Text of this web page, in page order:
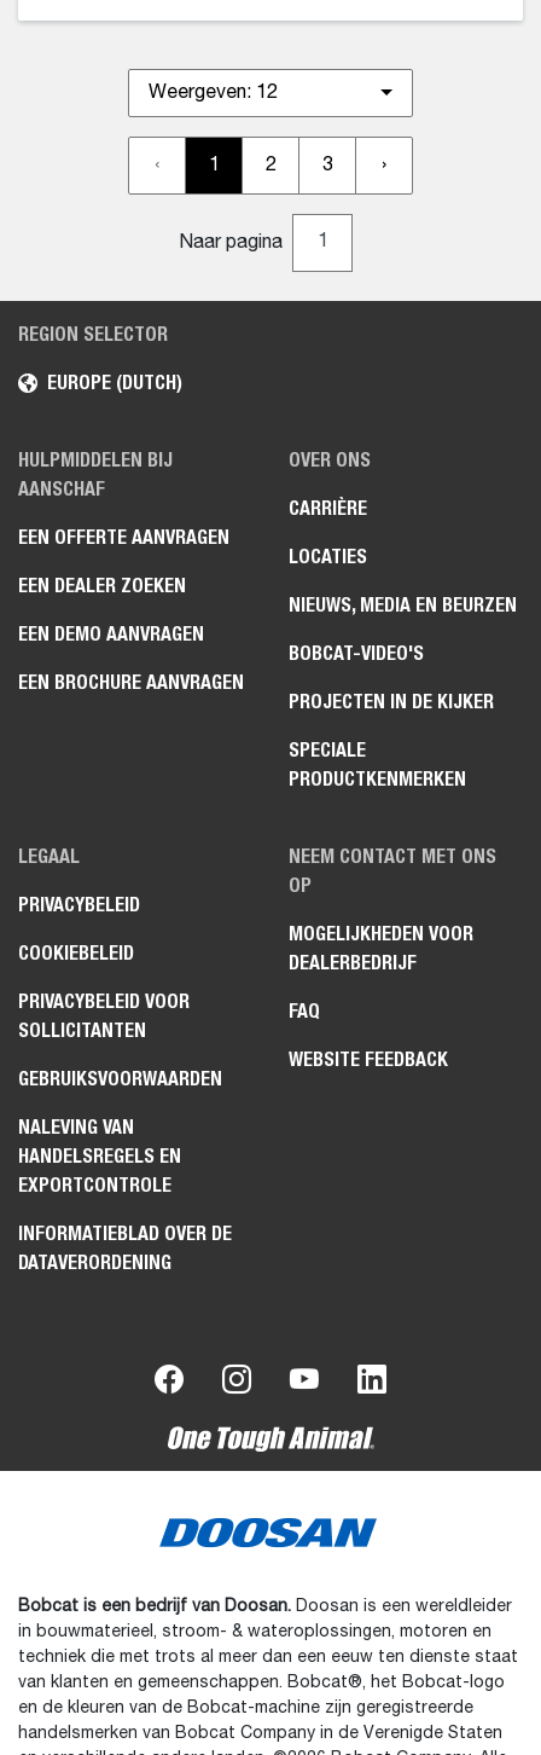
Weergeven: 12
‹ 1 2 3 ›
Naar pagina
REGION SELECTOR
EUROPE (DUTCH)
HULPMIDDELEN BIJ
AANSCHAF
EEN OFFERTE AANVRAGEN
EEN DEALER ZOEKEN
EEN DEMO AANVRAGEN
EEN BROCHURE AANVRAGEN
OVER ONS
CARRIÈRE
LOCATIES
NIEUWS, MEDIA EN BEURZEN
BOBCAT-VIDEO'S
PROJECTEN IN DE KIJKER
SPECIALE
PRODUCTKENMERKEN
LEGAAL
PRIVACYBELEID
COOKIEBELEID
PRIVACYBELEID VOOR
SOLLICITANTEN
GEBRUIKSVOORWAARDEN
NALEVING VAN
HANDELSREGELS EN
EXPORTCONTROLE
INFORMATIEBLAD OVER DE
DATAVERORDENING
NEEM CONTACT MET ONS
OP
MOGELIJKHEDEN VOOR
DEALERBEDRIJF
FAQ
WEBSITE FEEDBACK
Bobcat is een bedrijf van Doosan. Doosan is een wereldleider
in bouwmaterieel, stroom- & wateroplossingen, motoren en
techniek die met trots al meer dan een eeuw ten dienste staat
van klanten en gemeenschappen. Bobcat®, het Bobcat-logo
en de kleuren van de Bobcat-machine zijn geregistreerde
handelsmerken van Bobcat Company in de Verenigde Staten